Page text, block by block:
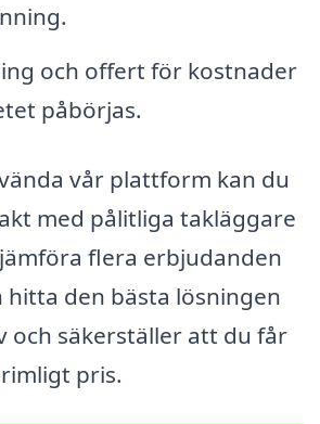
och offert för kostnader
påbörjas.
vår plattform kan du
med pålitliga takläggare
flera erbjudanden
den bästa lösningen
och säkerställer att du får
pris.